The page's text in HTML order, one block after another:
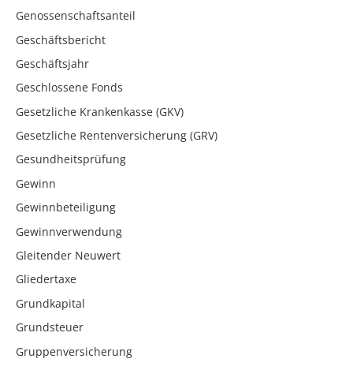
Genossenschaftsanteil
Geschäftsbericht
Geschäftsjahr
Geschlossene Fonds
Gesetzliche Krankenkasse (GKV)
Gesetzliche Rentenversicherung (GRV)
Gesundheitsprüfung
Gewinn
Gewinnbeteiligung
Gewinnverwendung
Gleitender Neuwert
Gliedertaxe
Grundkapital
Grundsteuer
Gruppenversicherung